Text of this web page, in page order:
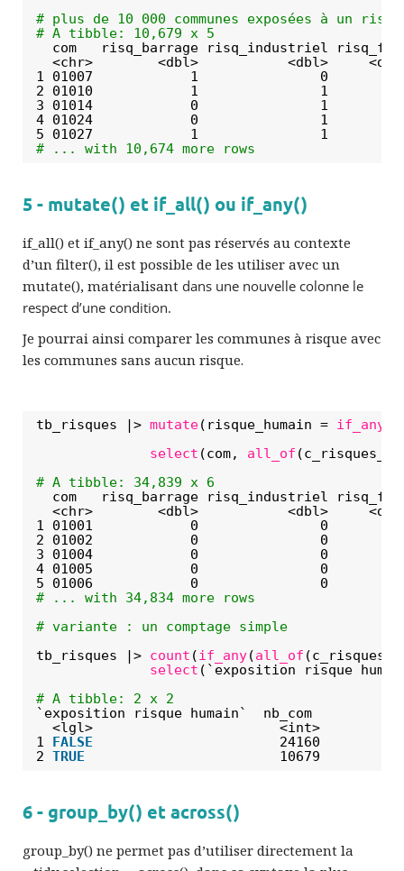
# plus de 10 000 communes exposées à un
# A tibble: 10,679 x 5
com   risq_barrage risq_industriel
<chr>        <dbl>           <dbl>
1 01007            1               0
2 01010            1               1
3 01014            0               1
4 01024            0               1
5 01027            1               1
# ... with 10,674 more rows
5 - mutate() et if_all() ou if_any()
if_all() et if_any() ne sont pas réservés au contexte
d’un filter(), il est possible de les utiliser avec un
mutate(), matérialisant dans une nouvelle colonne le
respect d’une condition.
Je pourrai ainsi comparer les communes à risque avec
les communes sans aucun risque.
tb_risques |> mutate(risque_humain = if_any
select (com, all_of
# A tibble: 34,839 x 6
com   risq_barrage risq_industriel
<chr>        <dbl>           <dbl>
1 01001            0               0
2 01002            0               0
3 01004            0               0
4 01005            0               0
5 01006            0               0
# ... with 34,834 more rows
# variante : un comptage simple
tb_risques |> count (if_any(all_of
select (`exposition risque
# A tibble: 2 x 2
`exposition risque humain`  nb_com
<lgl>                       <int>
1 FALSE
24160
2 TRUE 10679
6 - group_by() et across()
group_by() ne permet pas d’utiliser directement la